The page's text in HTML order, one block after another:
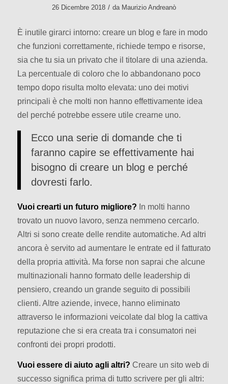
26 Dicembre 2018 / da Maurizio Andreanò
È inutile girarci intorno: creare un blog e fare in modo
che funzioni correttamente, richiede tempo e risorse,
sia che tu sia un privato che il titolare di una azienda.
La percentuale di coloro che lo abbandonano poco
tempo dopo risulta molto elevata: uno dei motivi
principali è che molti non hanno effettivamente idea
del perché potrebbe essere utile crearne uno.
Ecco una serie di domande che ti
faranno capire se effettivamente hai
bisogno di creare un blog e perché
dovresti farlo.
Vuoi crearti un futuro migliore? In molti hanno
trovato un nuovo lavoro, senza nemmeno cercarlo.
Altri si sono create delle rendite automatiche. Ad altri
ancora è servito ad aumentare le entrate ed il fatturato
della propria attività. Ma forse non saprai che alcune
multinazionali hanno formato delle leadership di
pensiero, creando un grande seguito di possibili
clienti. Altre aziende, invece, hanno eliminato
attraverso le informazioni veicolate dal blog la cattiva
reputazione che si era creata tra i consumatori nei
confronti dei propri prodotti.
Vuoi essere di aiuto agli altri? Creare un sito web di
successo significa prima di tutto scrivere per gli altri: